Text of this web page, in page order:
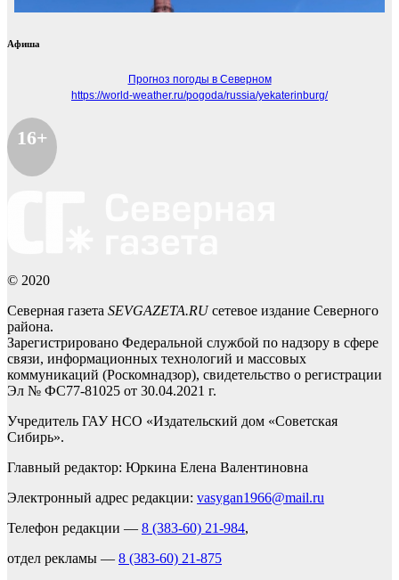
Афиша
Прогноз погоды в Северном
https://world-weather.ru/pogoda/russia/yekaterinburg/
16+
© 2020
Северная газета SEVGAZETA.RUсетевое издание Северного
района.
Зарегистрировано Федеральной службой по надзору в сфере
связи, информационных технологий и массовых
коммуникаций (Роскомнадзор), свидетельство о регистрации
Эл № ФС77-81025 от 30.04.2021 г.
Учредитель ГАУ НСО «Издательский дом «Советская
Сибирь».
Главный редактор: Юркина Елена Валентиновна
Электронный адрес редакции: vasygan1966@mail.ru
Телефон редакции — 8 (383-60) 21-984,
отдел рекламы — 8 (383-60) 21-875